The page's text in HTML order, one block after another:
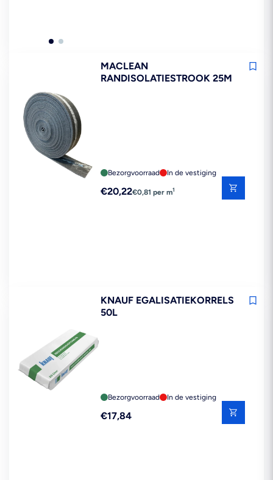
MACLEAN
RANDISOLATIESTROOK 25M
Bezorgvoorraad In de vestiging
Reguliere
€20,22€0,81 per m1
KNAUF EGALISATIEKORRELS
50L
Bezorgvoorraad In de vestiging
Reguliere
€17,84